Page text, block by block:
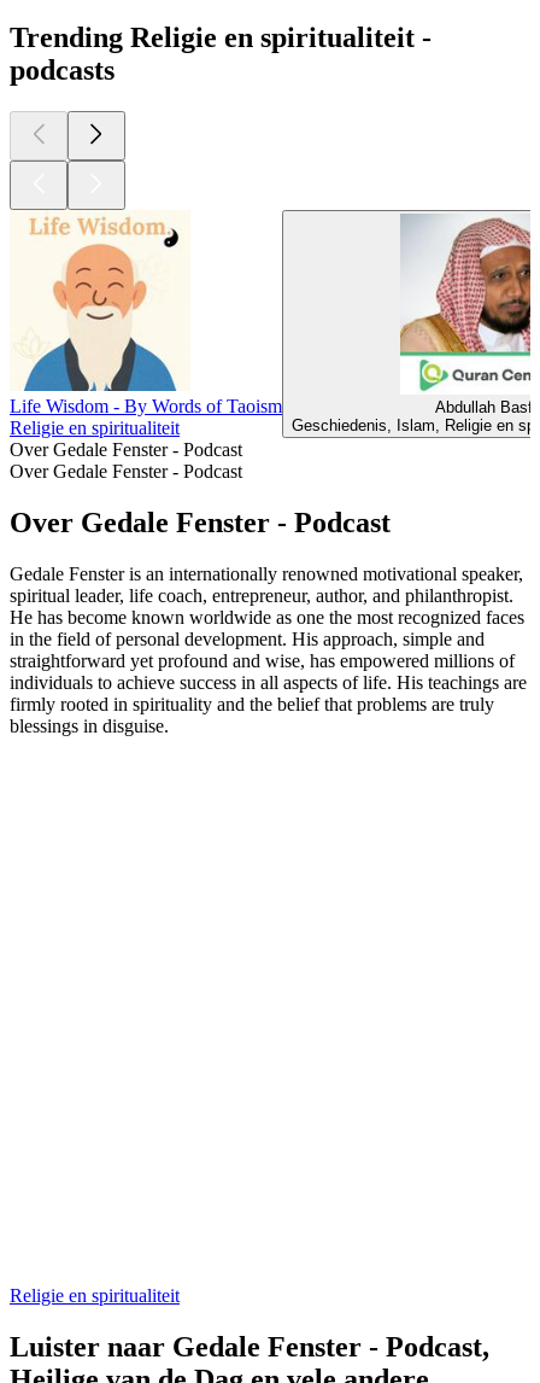
Trending Religie en spiritualiteit -
podcasts
Life Wisdom - By Words of Taoism
Religie en spiritualiteit
Abdullah
Geschiedenis, Islam, Religie en
Over Gedale Fenster - Podcast
Over Gedale Fenster - Podcast
Over Gedale Fenster - Podcast
Gedale Fenster is an internationally renowned motivational speaker,
spiritual leader, life coach, entrepreneur, author, and philanthropist.
He has become known worldwide as one the most recognized faces
in the field of personal development. His approach, simple and
straightforward yet profound and wise, has empowered millions of
individuals to achieve success in all aspects of life. His teachings are
firmly rooted in spirituality and the belief that problems are truly
blessings in disguise.
Religie en spiritualiteit
Luister naar Gedale Fenster - Podcast,